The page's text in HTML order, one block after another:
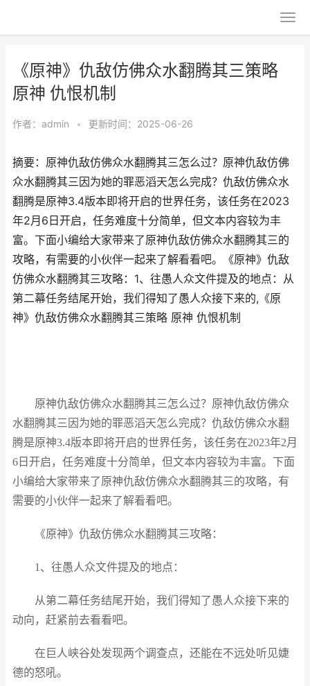
《原神》仇敌仿佛众水翻腾其三策略
原神 仇恨机制
作者： admin • 更新时间：2025-06-26
摘要：原神仇敌仿佛众水翻腾其三怎么过？原神仇敌仿佛
众水翻腾其三因为她的罪恶滔天怎么完成？仇敌仿佛众水
翻腾是原神3.4版本即将开启的世界任务，该任务在2023
年2月6日开启，任务难度十分简单，但文本内容较为丰
富。下面小编给大家带来了原神仇敌仿佛众水翻腾其三的
攻略，有需要的小伙伴一起来了解看看吧。《原神》仇敌
仿佛众水翻腾其三攻略：1、往愚人众文件提及的地点：从
第二幕任务结尾开始，我们得知了愚人众接下来的,《原
神》仇敌仿佛众水翻腾其三策略 原神 仇恨机制
原神仇敌仿佛众水翻腾其三怎么过？原神仇敌仿佛众
水翻腾其三因为她的罪恶滔天怎么完成？仇敌仿佛众水翻
腾是原神3.4版本即将开启的世界任务，该任务在2023年2月
6日开启，任务难度十分简单，但文本内容较为丰富。下面
小编给大家带来了原神仇敌仿佛众水翻腾其三的攻略，有
需要的小伙伴一起来了解看看吧。
《原神》仇敌仿佛众水翻腾其三攻略：
1、往愚人众文件提及的地点：
从第二幕任务结尾开始，我们得知了愚人众接下来的
动向，赶紧前去看看吧。
在巨人峡谷处发现两个调查点，还能在不远处听见婕
德的怒吼。